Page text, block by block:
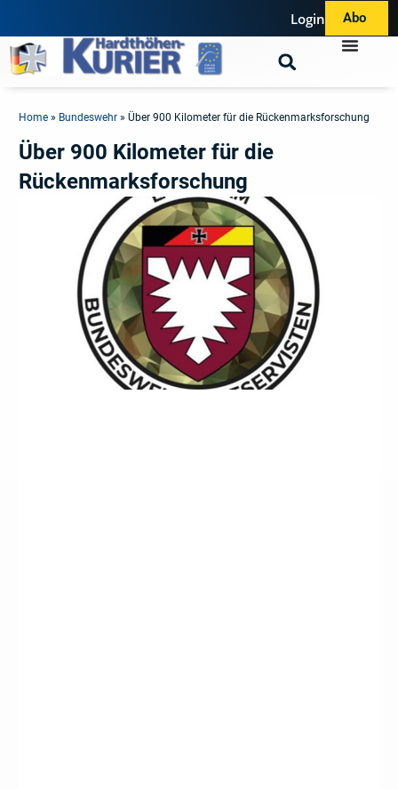
Login Abo
Home » Bundeswehr »Über 900 Kilometer für die Rückenmarksforschung
Über 900 Kilometer für die
Rückenmarksforschung